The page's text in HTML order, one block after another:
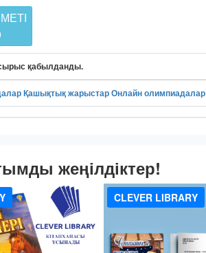
қабылданды.
Қашықтық жарыстарОнлайн олимпиадалар
жеңілдіктер!
CLEVER LIBRARY